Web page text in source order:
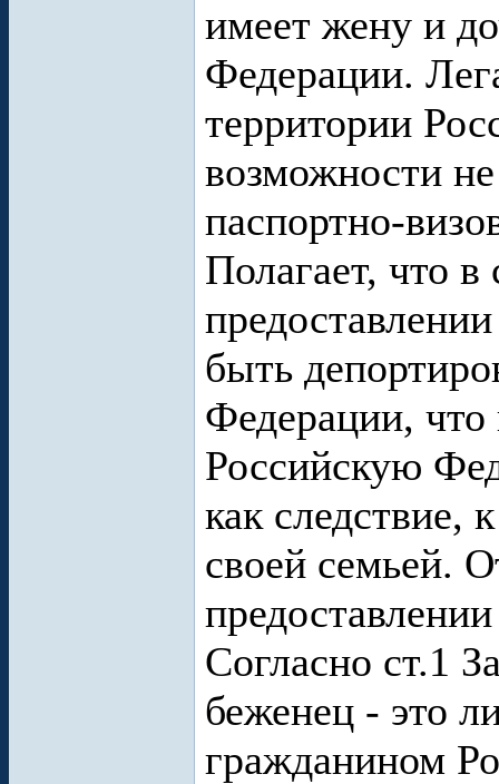
имеет жену и
Федерации.
территории
возможности
паспортно-
Полагает, что в
быть
Федерации, что
Российскую
как следствие,
своей семьей.
Согласно ст.1
беженец - это
гражданином